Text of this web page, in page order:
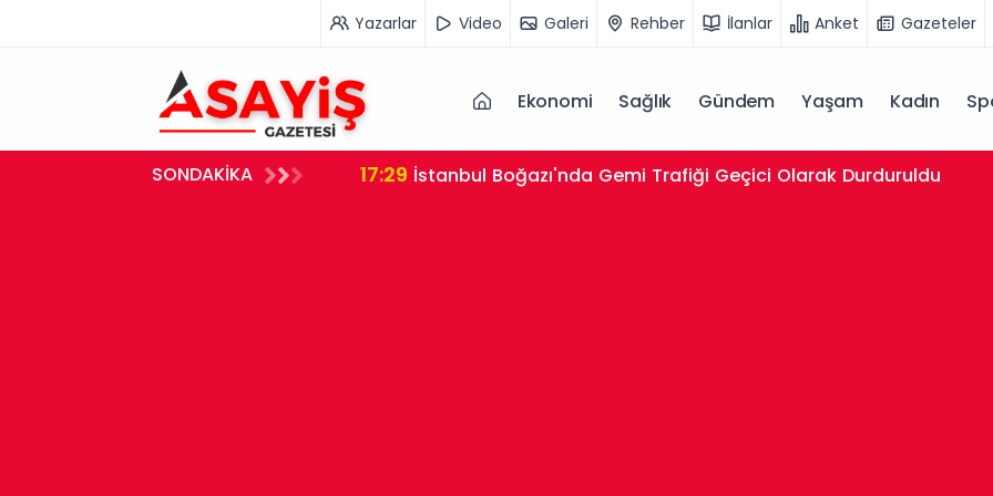
Yazarlar Video Galeri Rehber İlanlar Anket Gazeteler
Ekonomi Sağlık Gündem Yaşam Kadın
SONDAKİKA 17:29 İstanbul Boğazı'nda Gemi Trafiği Geçici Olarak Durduruldu